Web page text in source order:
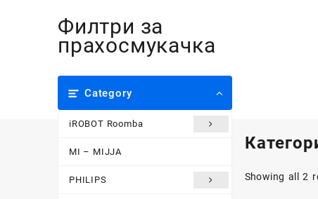
Филтри за
прахосмукачка
Category
iROBOT Roomba
MI – MIJJA
PHILIPS Showing all 2